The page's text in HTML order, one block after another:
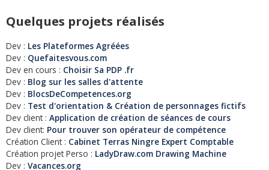
Quelques projets réalisés
Dev : Les Plateformes Agréées
Dev : Quefaitesvous.com
Dev en cours : Choisir Sa PDP .fr
Dev : Blog sur les salles d'attente
Dev : BlocsDeCompetences.org
Dev : Test d'orientation & Création de personnages fictifs
Dev client : Application de création de séances de cours
Dev client: Pour trouver son opérateur de compétence
Création Client : Cabinet Terras Ningre Expert Comptable
Création projet Perso : LadyDraw.com Drawing Machine
Dev : Vacances.org